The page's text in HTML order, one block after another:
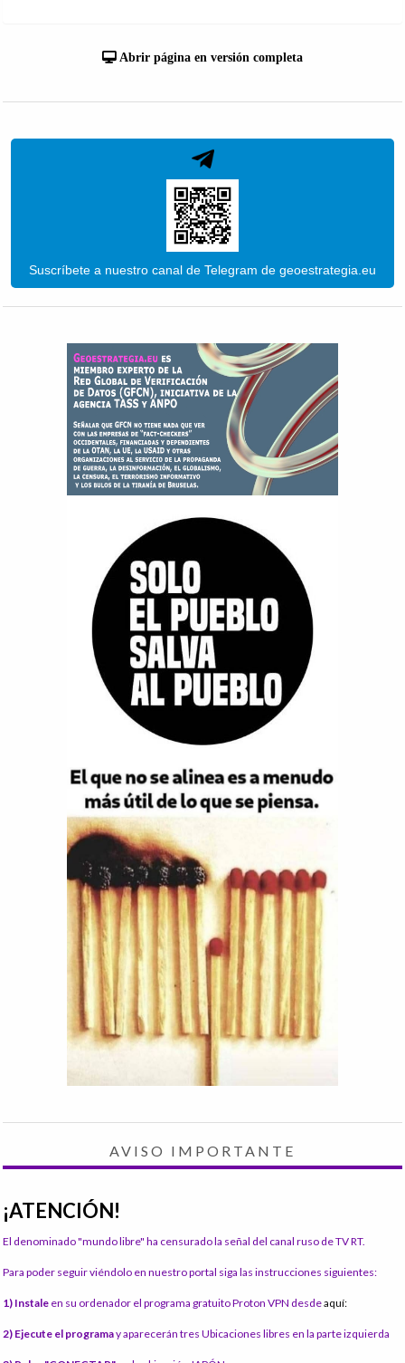
Abrir página en versión completa
Suscríbete a nuestro canal de Telegram de geoestrategia.eu
AVISO IMPORTANTE
¡ATENCIÓN!
El denominado "mundo libre" ha censurado la señal del canal ruso de TV RT.
Para poder seguir viéndolo en nuestro portal siga las instrucciones siguientes:
1) Instale en su ordenador el programa gratuito Proton VPN desdeaquí:
2) Ejecute el programay aparecerán tres Ubicaciones libres en la parte izquierda